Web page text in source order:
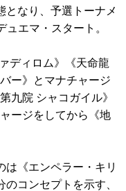
となり、予選トーナメ
エマ・スタート。
ディロム》
《天命龍
ー》
とマナチャージ
第九院 シャコガイル》
ージをしてから
《地
は 《エンペラー・キリ
コンセプトを示す、